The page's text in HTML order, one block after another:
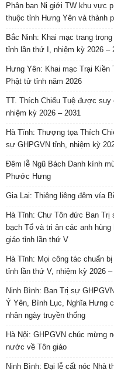
Phân ban Ni giới TW khu vực
thuộc tỉnh Hưng Yên và thành
Bắc Ninh: Khai mạc trang
tỉnh lần thứ I, nhiệm kỳ 2026 –
Hưng Yên: Khai mạc Trại Kiền
Phật tử tỉnh năm 2026
TT. Thích Chiếu Tuệ được
nhiệm kỳ 2026 – 2031
Hà Tĩnh: Thượng tọa Thích
sự GHPGVN tỉnh, nhiệm kỳ
Đêm lễ Ngũ Bách Danh kính
Phước Hưng
Gia Lai: Thiêng liêng đêm vía
Hà Tĩnh: Chư Tôn đức Ban
bạch Tổ và tri ân các anh
giáo tỉnh lần thứ V
Hà Tĩnh: Mọi công tác chuẩn
tỉnh lần thứ V, nhiệm kỳ 2026 –
Ninh Bình: Ban Trị sự
Ý Yên, Bình Lục, Nghĩa Hưng
nhân ngày truyền thống
Hà Nội: GHPGVN chúc mừng
nước về Tôn giáo
Ninh Bình: Đại lễ cất nóc Nhà